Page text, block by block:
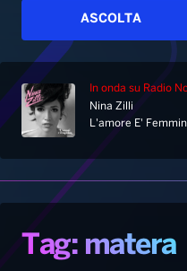
Home
Hit
Notizie
Locali
Playlist
Gallery
ASCOLTA
In onda su Radio
Nina Zilli
L'amore E'
Tag: matera